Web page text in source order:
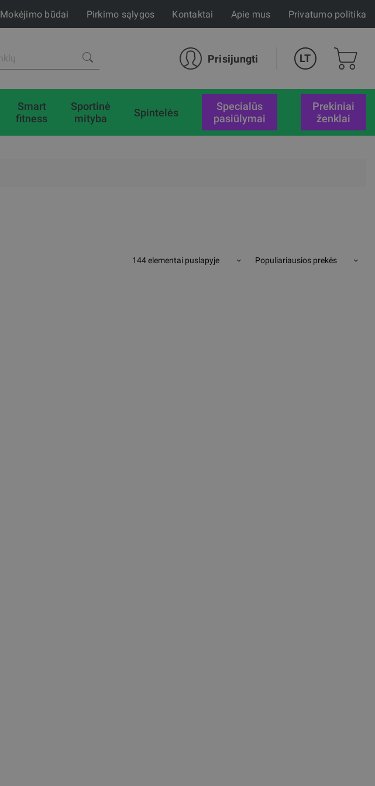
Mokėjimo būdai Pirkimo sąlygos Kontaktai Apie mus Privatumo politika
Prisijungti LT
Smart
fitness
Sportinė
mityba
Spintelės
specialūs
pasiūlymai
Prekiniai
ženklai
144 elementai puslapyje Populiariausios prekės